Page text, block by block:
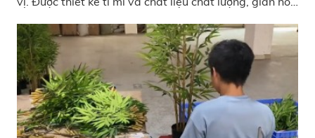
sân vườn của bạn. XanhVina sẽ giới thiệu cho các bạn
top 5 mẫu giàn hoa leo giả trang trí đẹp nhất 2023.